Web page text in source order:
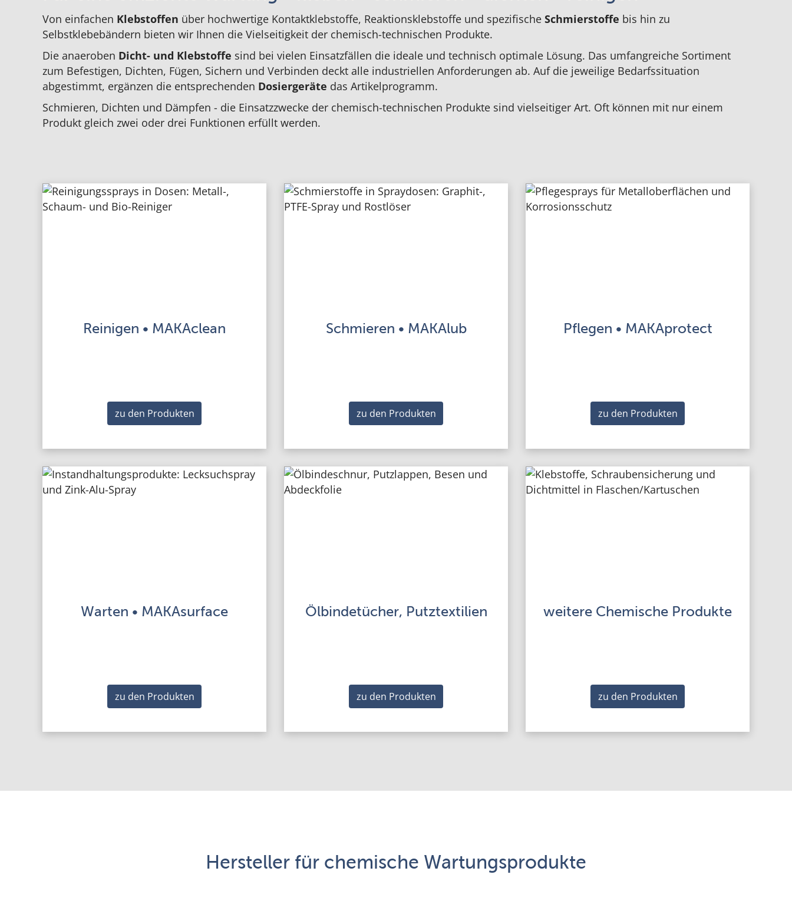
Von einfachen Klebstoffen über hochwertige Kontaktklebstoffe, Reaktionsklebstoffe und spezifische Schmierstoffe bis hin zu
Selbstklebebändern bieten wir Ihnen die Vielseitigkeit der chemisch-technischen Produkte.
Die anaeroben Dicht- und Klebstoffe sind bei vielen Einsatzfällen die ideale und technisch optimale Lösung. Das umfangreiche Sortiment
zum Befestigen, Dichten, Fügen, Sichern und Verbinden deckt alle industriellen Anforderungen ab. Auf die jeweilige Bedarfssituation
abgestimmt, ergänzen die entsprechenden Dosiergeräte das Artikelprogramm.
Schmieren, Dichten und Dämpfen - die Einsatzzwecke der chemisch-technischen Produkte sind vielseitiger Art. Oft können mit nur einem
Produkt gleich zwei oder drei Funktionen erfüllt werden.
Reinigen • MAKAclean
zu den Produkten
Schmieren • MAKAlub
zu den Produkten
Pflegen • MAKAprotect
zu den Produkten
Warten • MAKAsurface
zu den Produkten
Ölbindetücher, Putztextilien
zu den Produkten
weitere Chemische Produkte
zu den Produkten
Hersteller für chemische Wartungsprodukte